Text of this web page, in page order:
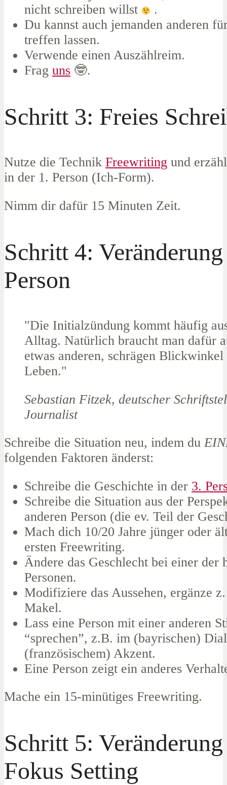
nicht schreiben willst
.
Du kannst auch jemanden anderen
treffen lassen.
Verwende einen Auszählreim.
Frag uns 🤓.
Schritt 3: Freies
Nutze die Technik Freewriting und
in der 1. Person (Ich-Form).
Nimm dir dafür 15 Minuten Zeit.
Schritt 4:
Person
"Die Initialzündung kommt häufig
Alltag. Natürlich braucht man dafür
etwas anderen, schrägen Blickwinkel
Leben."
Sebastian Fitzek, deutscher
Journalist
Schreibe die Situation neu, indem du
folgenden Faktoren änderst:
Schreibe die Geschichte in der 3.
Schreibe die Situation aus der
anderen Person (die ev. Teil der
Mach dich 10/20 Jahre jünger oder
ersten Freewriting.
Ändere das Geschlecht bei einer der
Personen.
Modifiziere das Aussehen, ergänze
Makel.
Lass eine Person mit einer anderen
“sprechen”, z.B. im (bayrischen)
(französischem) Akzent.
Eine Person zeigt ein anderes
Mache ein 15-minütiges Freewriting.
Schritt 5:
Fokus Setting